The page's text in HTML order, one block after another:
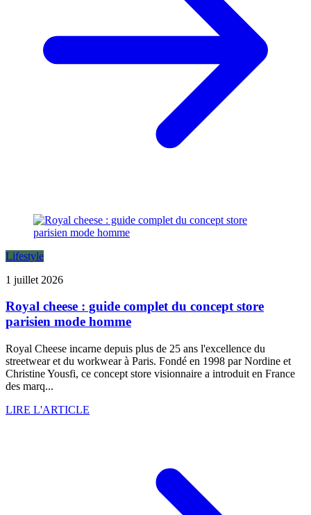
Lifestyle
1 juillet 2026
Royal cheese : guide complet du concept store
parisien mode homme
Royal Cheese incarne depuis plus de 25 ans l'excellence du
streetwear et du workwear à Paris. Fondé en 1998 par Nordine et
Christine Yousfi, ce concept store visionnaire a introduit en France
des marq...
LIRE L'ARTICLE